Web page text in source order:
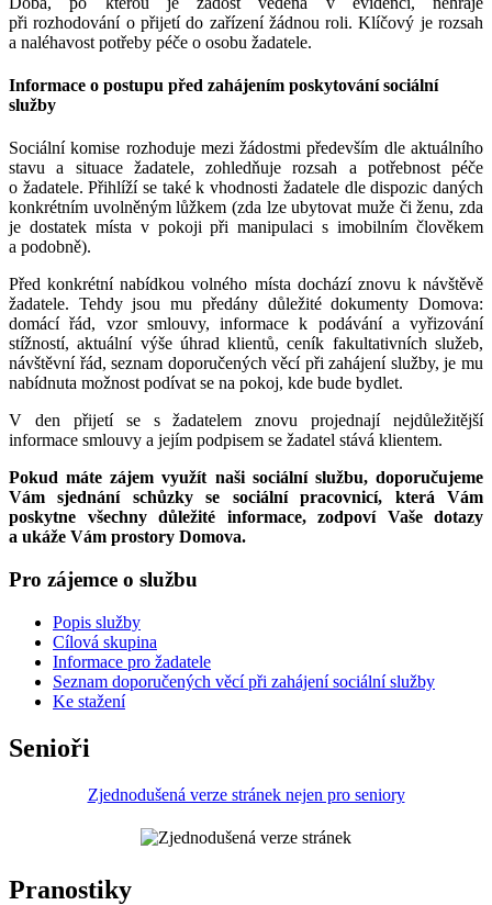
při rozhodování o přijetí do zařízení žádnou roli. Klíčový je rozsah
a naléhavost potřeby péče o osobu žadatele.
Informace o postupu před zahájením poskytování sociální
služby
Sociální komise rozhoduje mezi žádostmi především dle aktuálního
stavu a situace žadatele, zohledňuje rozsah a potřebnost péče
o žadatele. Přihlíží se také k vhodnosti žadatele dle dispozic daných
konkrétním uvolněným lůžkem (zda lze ubytovat muže či ženu, zda
je dostatek místa v pokoji při manipulaci s imobilním člověkem
a podobně).
Před konkrétní nabídkou volného místa dochází znovu k návštěvě
žadatele. Tehdy jsou mu předány důležité dokumenty Domova:
domácí řád, vzor smlouvy, informace k podávání a vyřizování
stížností, aktuální výše úhrad klientů, ceník fakultativních služeb,
návštěvní řád, seznam doporučených věcí při zahájení služby, je mu
nabídnuta možnost podívat se na pokoj, kde bude bydlet.
V den přijetí se s žadatelem znovu projednají nejdůležitější
informace smlouvy a jejím podpisem se žadatel stává klientem.
Pokud máte zájem využít naši sociální službu, doporučujeme
Vám sjednání schůzky se sociální pracovnicí, která Vám
poskytne všechny důležité informace, zodpoví Vaše dotazy
a ukáže Vám prostory Domova.
Pro zájemce o službu
Popis služby
Cílová skupina
Informace pro žadatele
Seznam doporučených věcí při zahájení sociální služby
Ke stažení
Senioři
Zjednodušená verze stránek nejen pro seniory
Pranostiky